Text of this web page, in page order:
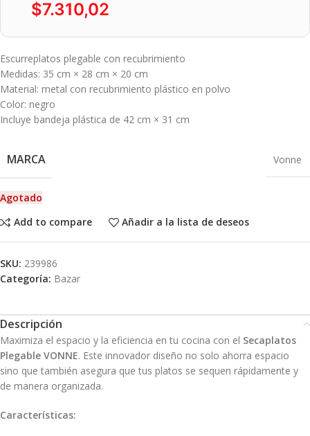
$7.310,02
Escurreplatos plegable con recubrimiento
Medidas: 35 cm × 28 cm × 20 cm
Material: metal con recubrimiento plástico en polvo
Color: negro
Incluye bandeja plástica de 42 cm × 31 cm
MARCA Vonne
Agotado
Add to compare
Añadir a la lista de deseos
SKU: 239986
Categoría: Bazar
Descripción
Maximiza el espacio y la eficiencia en tu cocina con el Secaplatos
Plegable VONNE. Este innovador diseño no solo ahorra espacio
sino que también asegura que tus platos se sequen rápidamente y
de manera organizada.
Características: